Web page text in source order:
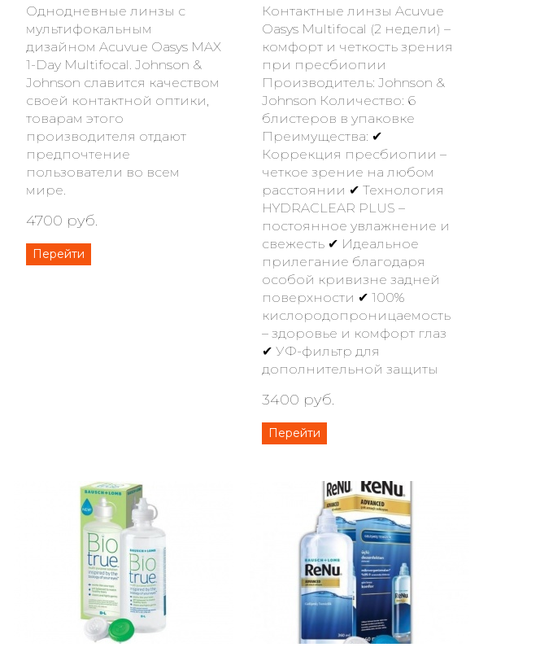
Однодневные линзы с
мультифокальным
дизайном Acuvue Oasys MAX
1-Day Multifocal. Johnson &
Johnson славится качеством
своей контактной оптики,
товарам этого
производителя отдают
предпочтение
пользователи во всем
мире.
4700 руб.
Перейти
Контактные линзы Acuvue
Oasys Multifocal (2 недели) –
комфорт и четкость зрения
при пресбиопии
Производитель: Johnson &
Johnson Количество: 6
блистеров в упаковке
Преимущества: ✔
Коррекция пресбиопии –
четкое зрение на любом
расстоянии ✔ Технология
HYDRACLEAR PLUS –
постоянное увлажнение и
свежесть ✔ Идеальное
прилегание благодаря
особой кривизне задней
поверхности ✔ 100%
кислородопроницаемость
– здоровье и комфорт глаз
✔ УФ-фильтр для
дополнительной защиты
3400 руб.
Перейти